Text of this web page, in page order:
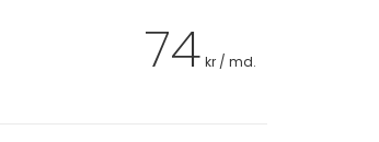
74 kr / md.